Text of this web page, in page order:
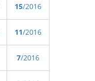
15/2016
11/2016
7/2016